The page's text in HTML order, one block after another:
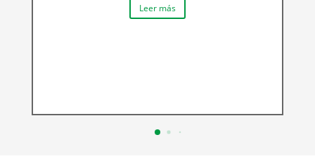
Leer más